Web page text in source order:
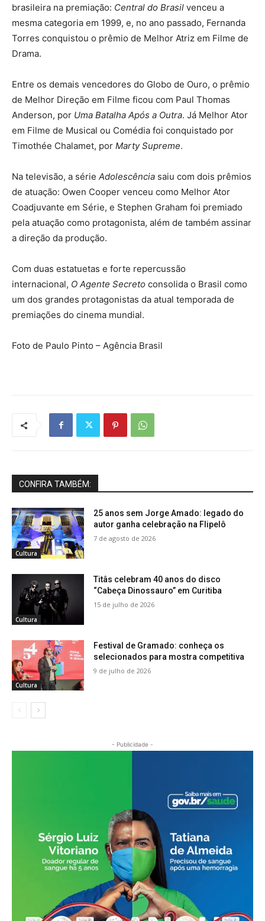
brasileira na premiação: Central do Brasil venceu a
mesma categoria em 1999, e, no ano passado, Fernanda
Torres conquistou o prêmio de Melhor Atriz em Filme de
Drama.
Entre os demais vencedores do Globo de Ouro, o prêmio
de Melhor Direção em Filme ficou com Paul Thomas
Anderson, por Uma Batalha Após a Outra. Já Melhor Ator
em Filme de Musical ou Comédia foi conquistado por
Timothée Chalamet, por Marty Supreme.
Na televisão, a série Adolescência saiu com dois prêmios
de atuação: Owen Cooper venceu como Melhor Ator
Coadjuvante em Série, e Stephen Graham foi premiado
pela atuação como protagonista, além de também assinar
a direção da produção.
Com duas estatuetas e forte repercussão
internacional, O Agente Secreto consolida o Brasil como
um dos grandes protagonistas da atual temporada de
premiações do cinema mundial.
Foto de Paulo Pinto – Agência Brasil
CONFIRA TAMBÉM:
Cultura
25 anos sem Jorge Amado: legado do
autor ganha celebração na Flipelô
7 de agosto de 2026
Cultura
Titâs celebram 40 anos do disco
“Cabeça Dinossauro” em Curitiba
15 de julho de 2026
Cultura
Festival de Gramado: conheça os
selecionados para mostra competitiva
9 de julho de 2026
- Publicidade -